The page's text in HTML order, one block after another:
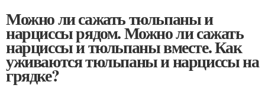
Можно ли сажать тюльпаны и
нарциссы рядом. Можно ли сажать
нарциссы и тюльпаны вместе. Как
уживаются тюльпаны и нарциссы на
грядке?